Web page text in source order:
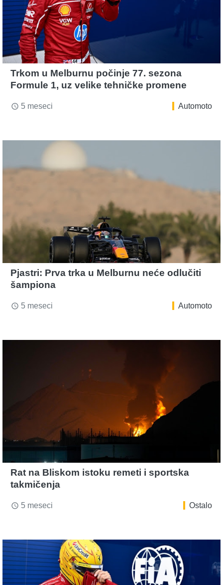
Trkom u Melburnu počinje 77. sezona
Formule 1, uz velike tehničke promene
access_time 5 meseci Automoto
Pjastri: Prva trka u Melburnu neće odlučiti
šampiona
access_time 5 meseci Automoto
Rat na Bliskom istoku remeti i sportska
takmičenja
access_time 5 meseci Ostalo